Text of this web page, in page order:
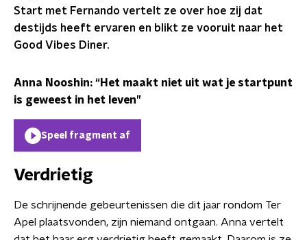
Start met Fernando vertelt ze over hoe zij dat
destijds heeft ervaren en blikt ze vooruit naar het
Good Vibes Diner.
Anna Nooshin: “Het maakt niet uit wat je startpunt
is geweest in het leven”
Speel fragment af
Verdrietig
De schrijnende gebeurtenissen die dit jaar rondom Ter
Apel plaatsvonden, zijn niemand ontgaan. Anna vertelt